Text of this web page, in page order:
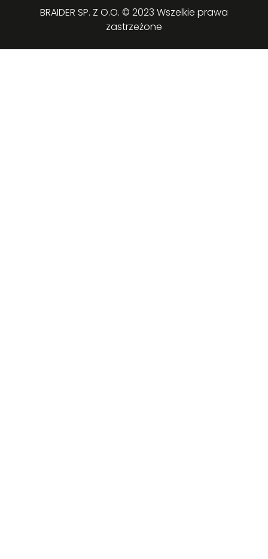
BRAIDER SP. Z O.O. © 2023 Wszelkie prawa
zastrzeżone